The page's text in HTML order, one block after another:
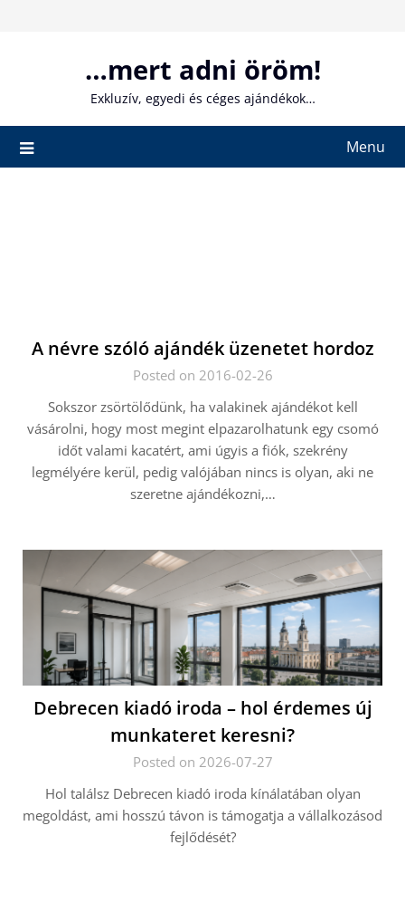
…mert adni öröm!
Exkluzív, egyedi és céges ajándékok…
Menu
A névre szóló ajándék üzenetet hordoz
Posted on 2016-02-26
Sokszor zsörtölődünk, ha valakinek ajándékot kell
vásárolni, hogy most megint elpazarolhatunk egy csomó
időt valami kacatért, ami úgyis a fiók, szekrény
legmélyére kerül, pedig valójában nincs is olyan, aki ne
szeretne ajándékozni,…
Debrecen kiadó iroda – hol érdemes új
munkateret keresni?
Posted on 2026-07-27
Hol találsz Debrecen kiadó iroda kínálatában olyan
megoldást, ami hosszú távon is támogatja a vállalkozásod
fejlődését?